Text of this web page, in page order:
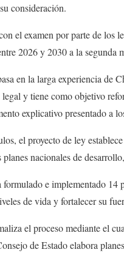
consideración.
el examen por parte de los
2026 y 2030 a la segunda
en la larga experiencia de
y tiene como objetivo
explicativo presentado a
el proyecto de ley
nacionales de
e implementado 14
de vida y fortalecer su
el proceso mediante el
de Estado elabora